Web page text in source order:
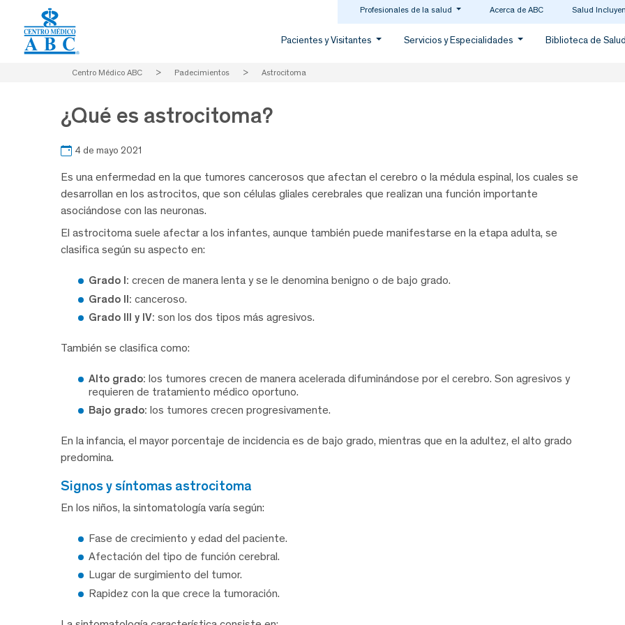
Profesionales de la salud Acerca de ABC Salud
Pacientes y Visitantes Servicios y Especialidades Biblioteca de Salud
Centro Médico ABC > Padecimientos > Astrocitoma
¿Qué es astrocitoma?
4 de mayo 2021
Es una enfermedad en la que tumores cancerosos que afectan el cerebro o la médula espinal, los cuales se
desarrollan en los astrocitos, que son células gliales cerebrales que realizan una función importante
asociándose con las neuronas.
El astrocitoma suele afectar a los infantes, aunque también puede manifestarse en la etapa adulta, se
clasifica según su aspecto en:
Grado I: crecen de manera lenta y se le denomina benigno o de bajo grado.
Grado II: canceroso.
Grado III y IV: son los dos tipos más agresivos.
También se clasifica como:
Alto grado: los tumores crecen de manera acelerada difuminándose por el cerebro. Son agresivos y
requieren de tratamiento médico oportuno.
Bajo grado: los tumores crecen progresivamente.
En la infancia, el mayor porcentaje de incidencia es de bajo grado, mientras que en la adultez, el alto grado
predomina.
signos y síntomas astrocitoma
En los niños, la sintomatología varía según:
Fase de crecimiento y edad del paciente.
Afectación del tipo de función cerebral.
Lugar de surgimiento del tumor.
Rapidez con la que crece la tumoración.